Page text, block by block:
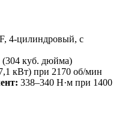
4-цилиндровый, с
(304 куб. дюйма)
кВт) при 2170 об/мин
338–340 Н·м при 1400